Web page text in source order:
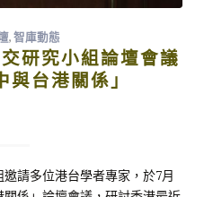
,智庫動態
研究小組論壇會議
與台港關係」
請多位港台學者專家，於7月